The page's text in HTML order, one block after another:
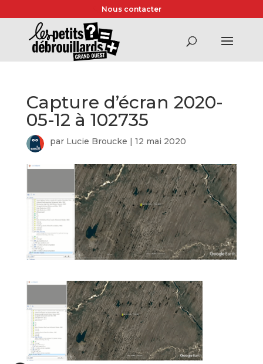
Nous contacter
Capture d’écran 2020-
05-12 à 102735
par Lucie Broucke | 12 mai 2020